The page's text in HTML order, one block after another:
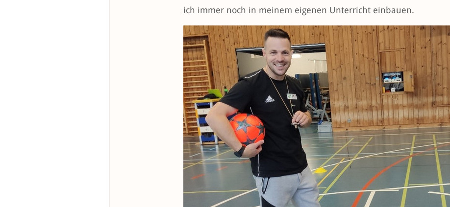
ich immer noch in meinem eigenen Unterricht einbauen.